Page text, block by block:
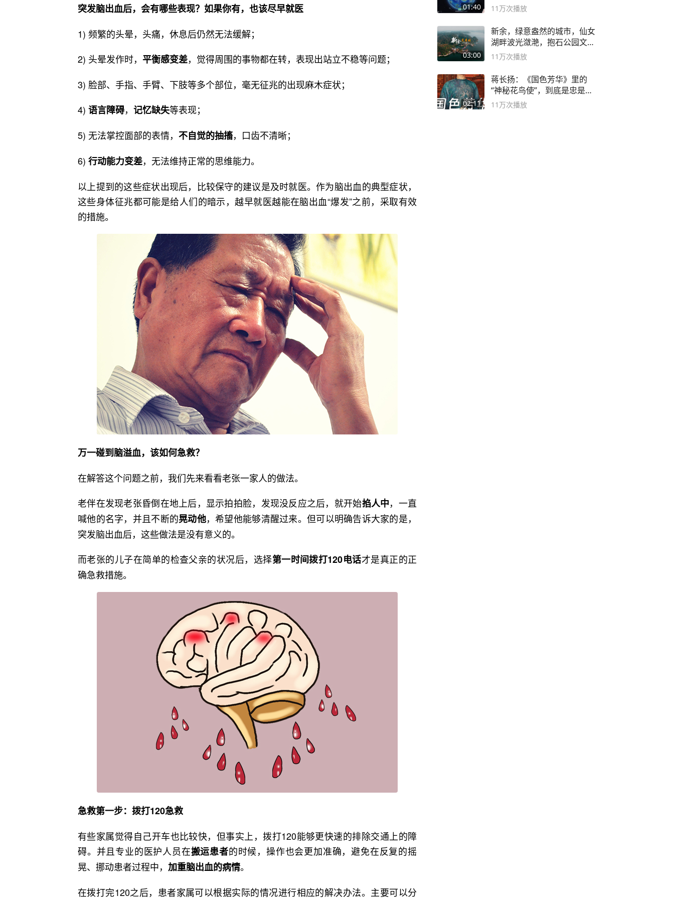
突发脑出血后，会有哪些表现？如果你有，也该尽早就医
1) 频繁的头晕，头痛，休息后仍然无法缓解；
2) 头晕发作时， 平衡感变差，觉得周围的事物都在转，表现出站立不稳等问题；
3) 脸部、手指、手臂、下肢等多个部位，毫无征兆的出现麻木症状；
4) 语言障碍， 记忆缺失等表现；
5) 无法掌控面部的表情， 不自觉的抽搐，口齿不清晰；
6) 行动能力变差，无法维持正常的思维能力。
以上提到的这些症状出现后，比较保守的建议是及时就医。作为脑出血的典型症状，
这些身体征兆都可能是给人们的暗示，越早就医越能在脑出血“爆发”之前，采取有效
的措施。
万一碰到脑溢血，该如何急救？
在解答这个问题之前，我们先来看看老张一家人的做法。
老伴在发现老张昏倒在地上后，显示拍拍脸，发现没反应之后，就开始掐人中，一直
喊他的名字，并且不断的晃动他，希望他能够清醒过来。但可以明确告诉大家的是，
突发脑出血后，这些做法是没有意义的。
而老张的儿子在简单的检查父亲的状况后，选择第一时间拨打120电话才是真正的正
确急救措施。
急救第一步：拨打120急救
有些家属觉得自己开车也比较快，但事实上，拨打120能够更快速的排除交通上的障
碍。并且专业的医护人员在搬运患者的时候，操作也会更加准确，避免在反复的摇
晃、挪动患者过程中， 加重脑出血的病情。
在拨打完120之后，患者家属可以根据实际的情况进行相应的解决办法。主要可以分
01:40 海
11万次播放
03:00
新余，绿意盎然的城市，仙女
湖畔波光潋滟，抱石公园文化
深邃……
11万次播放
02:11
蒋长扬：《国色芳华》里的
“神秘花鸟使”，到底是忠是
奸？
11万次播放